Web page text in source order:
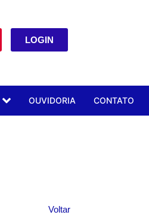
LOGIN
OUVIDORIA CONTATO
Voltar